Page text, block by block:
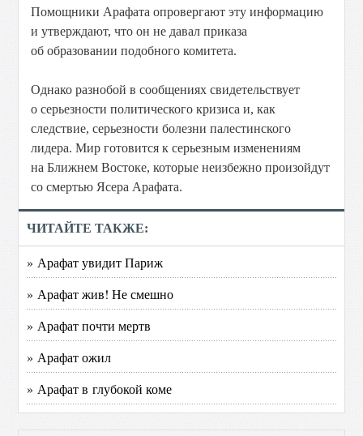
Помощники Арафата опровергают эту информацию
и утверждают, что он не давал приказа
об образовании подобного комитета.
Однако разнобой в сообщениях свидетельствует
о серьезности политического кризиса и, как
следствие, серьезности болезни палестинского
лидера. Мир готовится к серьезным изменениям
на Ближнем Востоке, которые неизбежно произойдут
со смертью Ясера Арафата.
ЧИТАЙТЕ ТАКЖЕ:
» Арафат увидит Париж
» Арафат жив! Не смешно
» Арафат почти мертв
» Арафат ожил
» Арафат в глубокой коме